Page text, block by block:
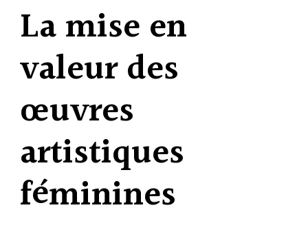
La mise en
valeur des
œuvres
artistiques
féminines